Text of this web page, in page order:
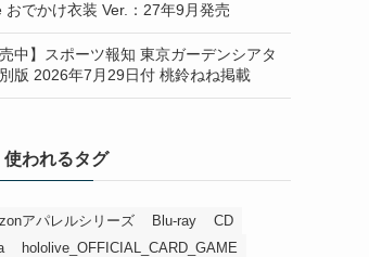
おでかけ衣装 Ver.：27年9月発売
売中】スポーツ報知 東京ガーデンシアタ
版 2026年7月29日付 桃鈴ねね掲載
使われるタグ
アパレルシリーズ Blu-ray
CD
hololive_OFFICIAL_CARD_GAME